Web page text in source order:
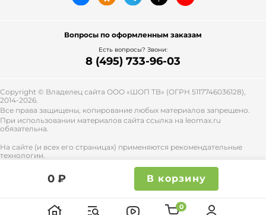
0
0 ₽ В корзину
Вопросы по оформленным заказам
Есть вопросы? Звони:
8 (495) 733-96-03
Copyright © Владелец сайта ООО «ШОП ТВ» (ОГРН 5117746036128),
2014-2026.
Все права защищены, копирование любых материалов запрещено.
При использовании материалов сайта ссылка на leomax.ru
обязательна.
На сайте (и всех его страницах) применяются рекомендательные
технологии.